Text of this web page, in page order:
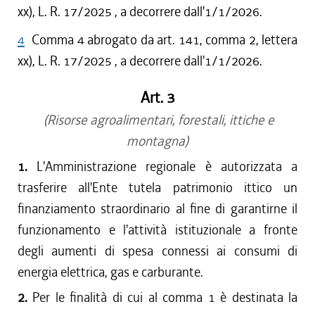
xx), L. R. 17/2025 , a decorrere dall'1/1/2026.
4 Comma 4 abrogato da art. 141, comma 2, lettera
xx), L. R. 17/2025 , a decorrere dall'1/1/2026.
Art. 3
(Risorse agroalimentari, forestali, ittiche e
montagna)
1. L'Amministrazione regionale è autorizzata a
trasferire all'Ente tutela patrimonio ittico un
finanziamento straordinario al fine di garantirne il
funzionamento e l'attività istituzionale a fronte
degli aumenti di spesa connessi ai consumi di
energia elettrica, gas e carburante.
2. Per le finalità di cui al comma 1 è destinata la